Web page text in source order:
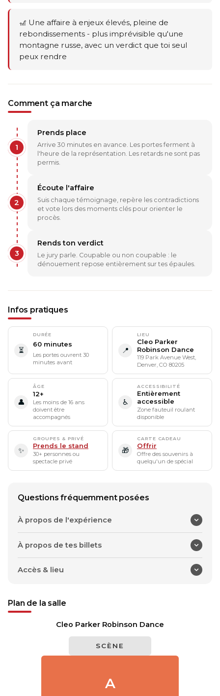
🎢 Une affaire à enjeux élevés, pleine de
rebondissements - plus imprévisible qu'une
montagne russe, avec un verdict que toi seul
peux rendre
Comment ça marche
1
Prends place
Arrive 30 minutes en avance. Les portes ferment à
l'heure de la représentation. Les retards ne sont pas
permis.
2
Écoute l'affaire
Suis chaque témoignage, repère les contradictions
et vote lors des moments clés pour orienter le
procès.
3
Rends ton verdict
Le jury parle. Coupable ou non coupable : le
dénouement repose entièrement sur tes épaules.
Infos pratiques
⏳
DURÉE
60 minutes
Les portes ouvrent 30
minutes avant
📍
LIEU
Cleo Parker
Robinson Dance
119 Park Avenue West,
Denver, CO 80205
👤
ÂGE
12+
Les moins de 16 ans
doivent être
accompagnés
♿
ACCESSIBILITÉ
Entièrement
accessible
Zone fauteuil roulant
disponible
✨
GROUPES & PRIVÉ
Prends le stand
30+ personnes ou
spectacle privé
🎁
CARTE CADEAU
Offrir
Offre des souvenirs à
quelqu'un de spécial
Questions fréquemment posées
À propos de l'expérience
À propos de tes billets
Accès & lieu
Plan de la salle
Cleo Parker Robinson Dance
SCÈNE
A